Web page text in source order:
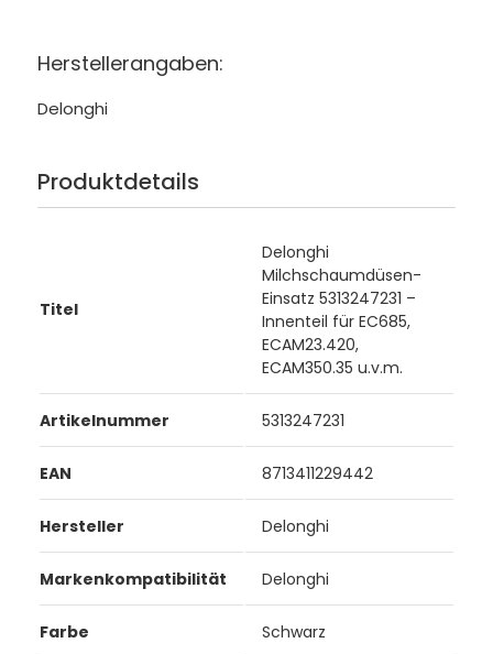
Herstellerangaben:
Delonghi
Produktdetails
Titel
Delonghi
Milchschaumdüsen-
Einsatz 5313247231 –
Innenteil für EC685,
ECAM23.420,
ECAM350.35 u.v.m.
Artikelnummer 5313247231
EAN 8713411229442
Hersteller Delonghi
Markenkompatibilität Delonghi
Farbe Schwarz